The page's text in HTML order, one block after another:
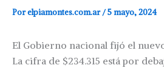
Porelpiamontes.com.ar/5 mayo, 2024
El Gobierno nacional fijó el
La cifra de $234.315 está por